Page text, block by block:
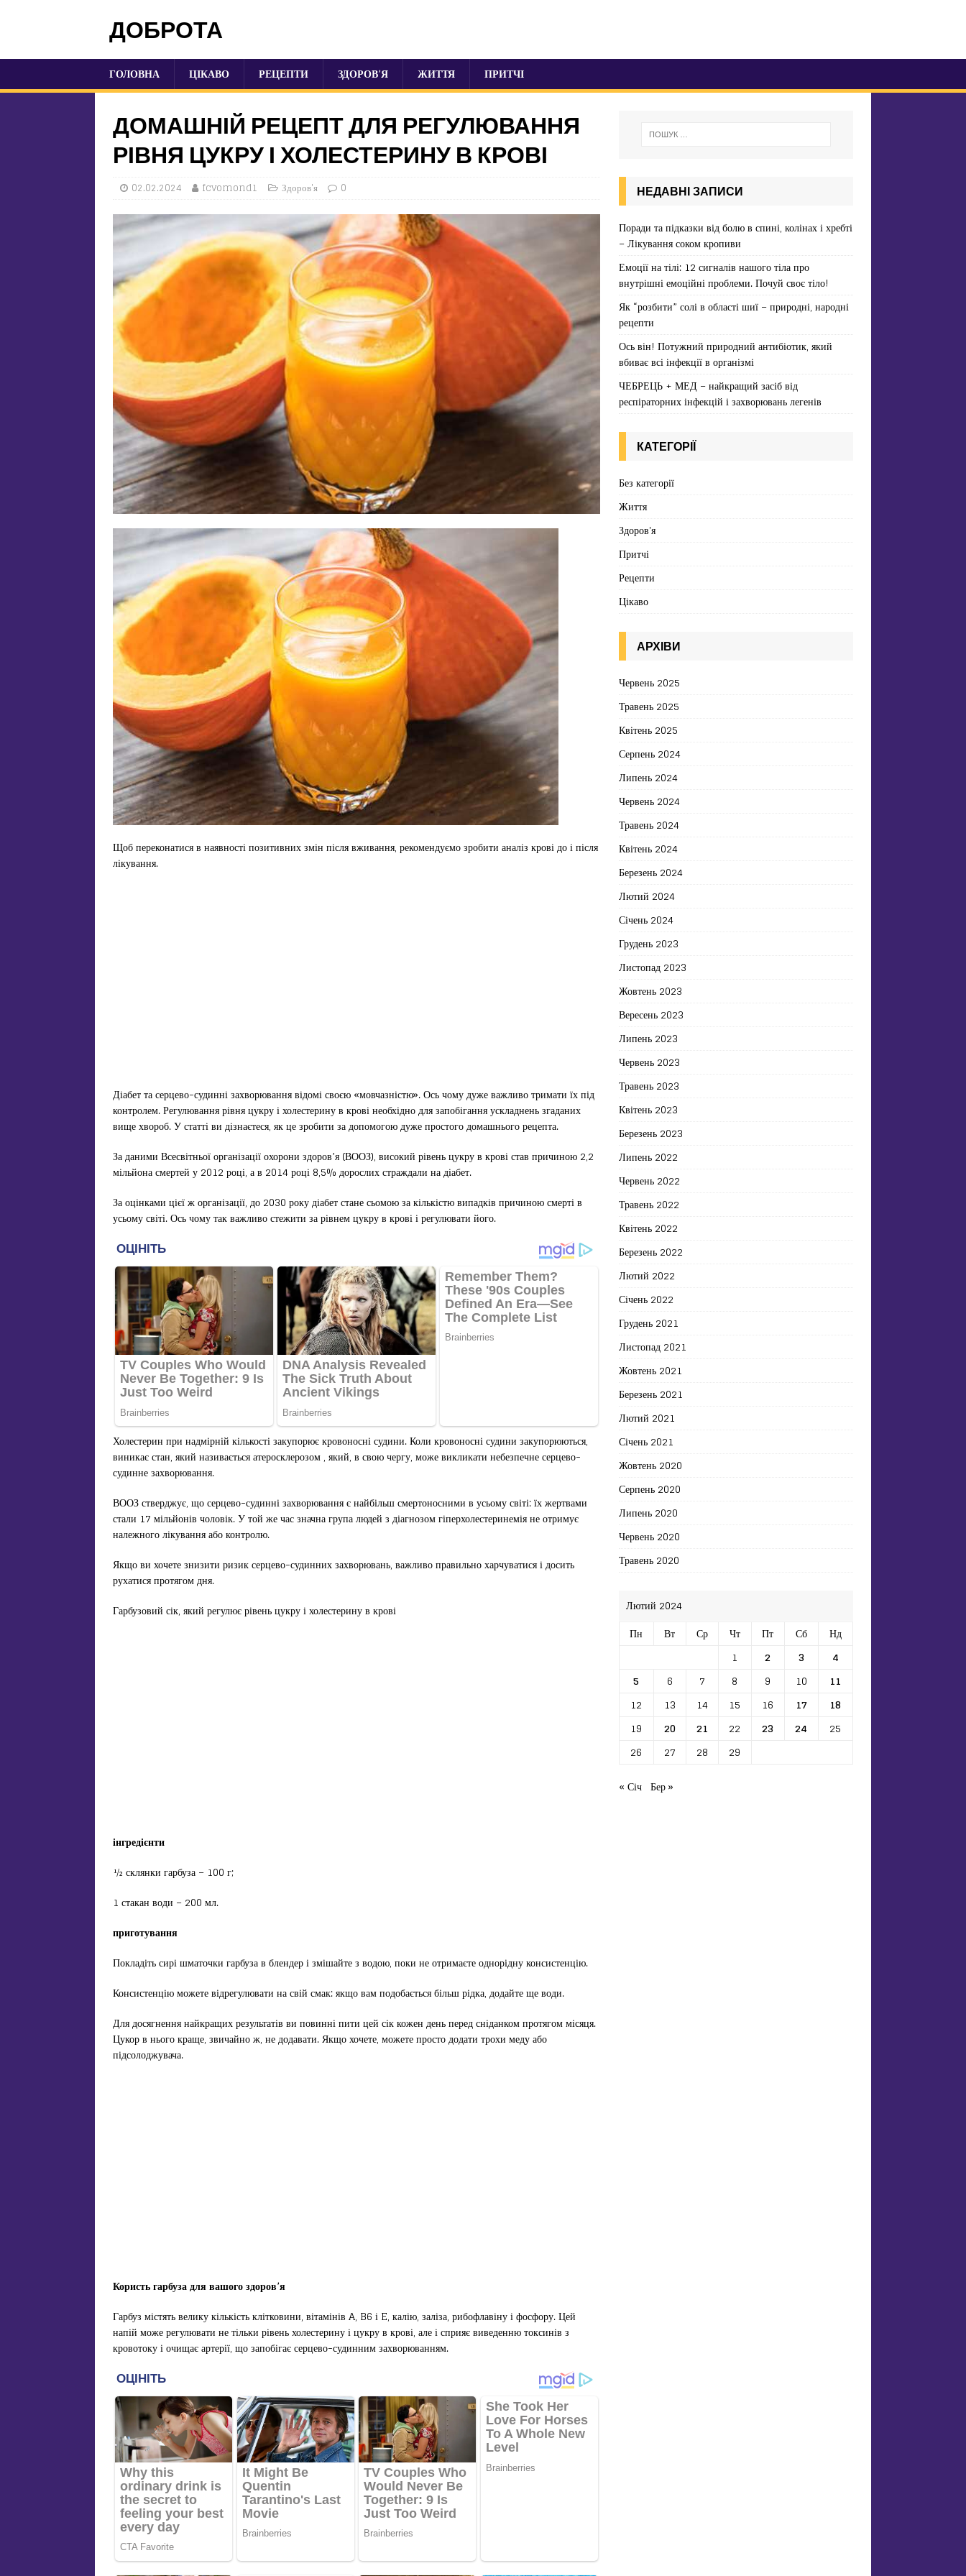
ДОБРОТА
ГОЛОВНА ЦІКАВО РЕЦЕПТИ ЗДОРОВ’Я ЖИТТЯ ПРИТЧІ
ДОМАШНІЙ РЕЦЕПТ ДЛЯ РЕГУЛЮВАННЯ
РІВНЯ ЦУКРУ І ХОЛЕСТЕРИНУ В КРОВІ
02.02.2024 fcvomond1 Здоров'я 0
Щоб переконатися в наявності позитивних змін після вживання, рекомендуємо зробити аналіз крові до і після
лікування.
Діабет та серцево-судинні захворювання відомі своєю «мовчазністю». Ось чому дуже важливо тримати їх під
контролем. Регулювання рівня цукру і холестерину в крові необхідно для запобігання ускладнень згаданих
вище хвороб. У статті ви дізнаєтеся, як це зробити за допомогою дуже простого домашнього рецепта.
За даними Всесвітньої організації охорони здоров’я (ВООЗ), високий рівень цукру в крові став причиною 2,2
мільйона смертей у 2012 році, а в 2014 році 8,5% дорослих страждали на діабет.
За оцінками цієї ж організації, до 2030 року діабет стане сьомою за кількістю випадків причиною смерті в
усьому світі. Ось чому так важливо стежити за рівнем цукру в крові і регулювати його.
Холестерин при надмірній кількості закупорює кровоносні судини. Коли кровоносні судини закупорюються,
виникає стан, який називається атеросклерозом , який, в свою чергу, може викликати небезпечне серцево-
судинне захворювання.
ВООЗ стверджує, що серцево-судинні захворювання є найбільш смертоносними в усьому світі: їх жертвами
стали 17 мільйонів чоловік. У той же час значна група людей з діагнозом гіперхолестеринемія не отримує
належного лікування або контролю.
Якщо ви хочете знизити ризик серцево-судинних захворювань, важливо правильно харчуватися і досить
рухатися протягом дня.
Гарбузовий сік, який регулює рівень цукру і холестерину в крові
інгредієнти
½ склянки гарбуза – 100 г;
1 стакан води – 200 мл.
приготування
Покладіть сирі шматочки гарбуза в блендер і змішайте з водою, поки не отримаєте однорідну консистенцію.
Консистенцію можете відрегулювати на свій смак: якщо вам подобається більш рідка, додайте ще води.
Для досягнення найкращих результатів ви повинні пити цей сік кожен день перед сніданком протягом місяця.
Цукор в нього краще, звичайно ж, не додавати. Якщо хочете, можете просто додати трохи меду або
підсолоджувача.
Користь гарбуза для вашого здоров’я
Гарбуз містять велику кількість клітковини, вітамінів A, B6 і E, калію, заліза, рибофлавіну і фосфору. Цей
напій може регулювати не тільки рівень холестерину і цукру в крові, але і сприяє виведенню токсинів з
кровотоку і очищає артерії, що запобігає серцево-судинним захворюванням.
НЕДАВНІ ЗАПИСИ
Поради та підказки від болю в спині, колінах і хребті
– Лікування соком кропиви
Емоції на тілі: 12 сигналів нашого тіла про
внутрішні емоційні проблеми. Почуй своє тіло!
Як “розбити” солі в області шиї – природні, народні
рецепти
Ось він! Потужний природний антибіотик, який
вбиває всі інфекції в організмі
ЧЕБРЕЦЬ + МЕД – найкращий засіб від
респіраторних інфекцій і захворювань легенів
КАТЕГОРІЇ
Без категорії
Життя
Здоров'я
Притчі
Рецепти
Цікаво
АРХІВИ
Червень 2025
Травень 2025
Квітень 2025
Серпень 2024
Липень 2024
Червень 2024
Травень 2024
Квітень 2024
Березень 2024
Лютий 2024
Січень 2024
Грудень 2023
Листопад 2023
Жовтень 2023
Вересень 2023
Липень 2023
Червень 2023
Травень 2023
Квітень 2023
Березень 2023
Липень 2022
Червень 2022
Травень 2022
Квітень 2022
Березень 2022
Лютий 2022
Січень 2022
Грудень 2021
Листопад 2021
Жовтень 2021
Березень 2021
Лютий 2021
Січень 2021
Жовтень 2020
Серпень 2020
Липень 2020
Червень 2020
Травень 2020
Лютий 2024
Пн
Вт Ср Чт Пт Сб
Нд
1
2 3
4
5
6 7 8 9 10
11
12
13 14 15 16 17
18
19
20 21 22 23 24
25
26
27 28
29
« Січ Бер »